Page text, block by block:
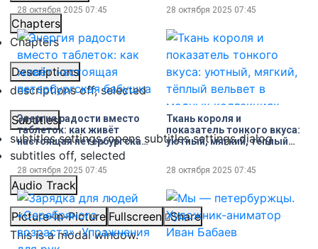
Chapters
Chapters
Descriptions
descriptions off, selected
Subtitles
subtitles settings, opens subtitles settings dialog
subtitles off, selected
Audio Track
Picture-in-Picture Fullscreen Share
This is a modal window.
28 октября 2025 07:45 28 октября 2025 07:45
Энергия радости вместо
таблеток: как живёт
настоящая петербургская
бабушка
28 октября 2025 07:45
Ткань короля и
показатель тонкого вкуса:
уютный, мягкий, тёплый
коллекциях осени
28 октября 2025 07:45